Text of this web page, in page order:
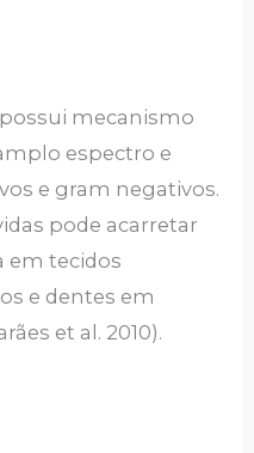
mecanismo
espectro e
e gram negativos.
pode acarretar
em tecidos
e dentes em
et al. 2010).